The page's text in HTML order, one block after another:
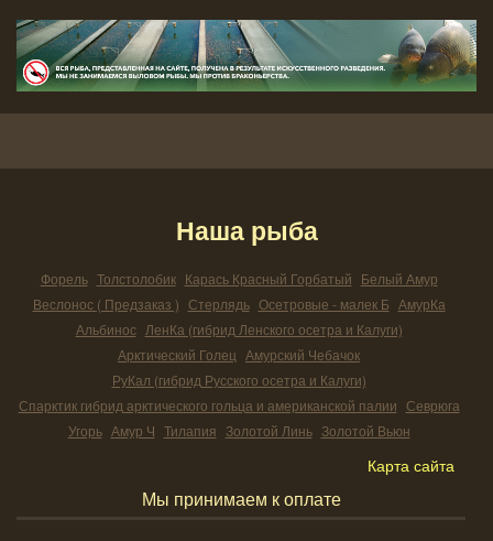
Наша рыба
Форель Толстолобик Карась Красный Горбатый Белый Амур
Веслонос ( Предзаказ ) Стерлядь Осетровые - малек Б АмурКа
Альбинос ЛенКа (гибрид Ленского осетра и Калуги)
Арктический Голец Амурский Чебачок
РуКал (гибрид Русского осетра и Калуги)
Спарктик гибрид арктического гольца и американской палии Севрюга
Угорь Амур Ч Тилапия Золотой Линь Золотой Вьюн
Карта сайта
Мы принимаем к оплате